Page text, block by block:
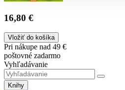
16,80 €
Vložiť do košíka
Pri nákupe nad 49 €
poštovné zadarmo
Vyhľadávanie
Knihy